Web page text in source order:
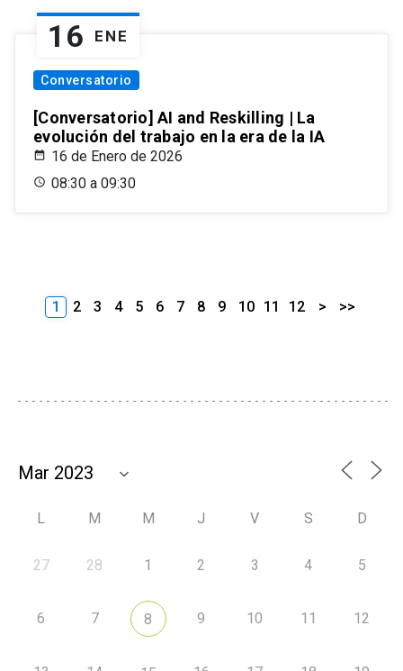
16 ENE
Conversatorio
[Conversatorio] AI and Reskilling | La
evolución del trabajo en la era de la IA
16 de Enero de 2026
08:30 a 09:30
1 2 3 4 5 6 7 8 9 10 11 12 > >>
L M M J V S D
27 28 1 2 3 4 5
6 7 8 9 10 11 12